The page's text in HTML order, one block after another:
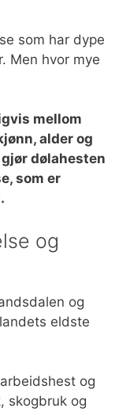
som har dype
Men hvor mye
mellom
alder og
dølahesten
som er
og
og
eldste
og
skogbruk og